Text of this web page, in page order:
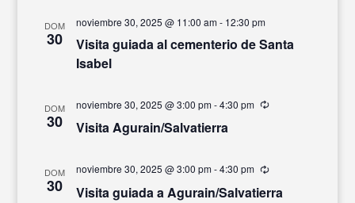
DOM
30
Visita guiada al cementerio de Santa
Isabel
noviembre 30, 2025 @ 11:00 am- 12:30 pm
DOM
30 Visita Agurain/Salvatierra
noviembre 30, 2025 @ 3:00 pm-4:30 pm Recurrente
DOM
30 Visita guiada a Agurain/Salvatierra
noviembre 30, 2025 @ 3:00 pm-4:30 pm Recurrente